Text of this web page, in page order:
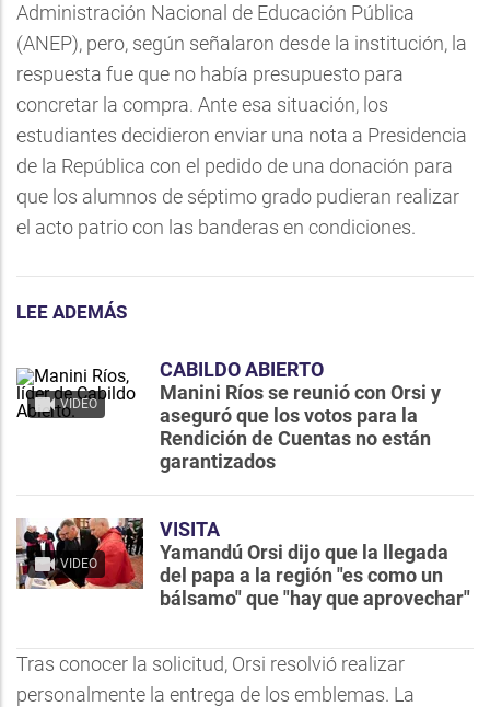
Administración Nacional de Educación Pública
(ANEP), pero, según señalaron desde la institución, la
respuesta fue que no había presupuesto para
concretar la compra. Ante esa situación, los
estudiantes decidieron enviar una nota a Presidencia
de la República con el pedido de una donación para
que los alumnos de séptimo grado pudieran realizar
el acto patrio con las banderas en condiciones.
LEE ADEMÁS
VIDEO
CABILDO ABIERTO
Manini Ríos se reunió con Orsi y
aseguró que los votos para la
Rendición de Cuentas no están
garantizados
VIDEO
VISITA
Yamandú Orsi dijo que la llegada
del papa a la región "es como un
bálsamo" que "hay que aprovechar"
Tras conocer la solicitud, Orsi resolvió realizar
personalmente la entrega de los emblemas. La